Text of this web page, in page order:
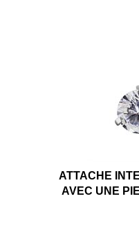
ATTACHE
AVEC UNE